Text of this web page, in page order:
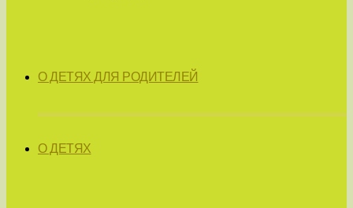
О ДЕТЯХ ДЛЯ РОДИТЕЛЕЙ
О ДЕТЯХ